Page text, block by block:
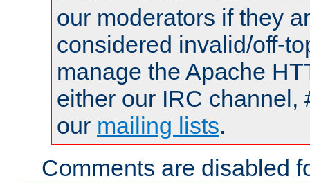
our moderators if they
considered invalid/off-
manage the Apache
either our IRC channel,
our mailing lists.
Comments are disabled